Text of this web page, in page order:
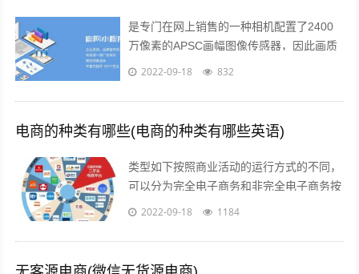
是专门在网上销售的一种相机配置了2400
万像素的APSC画幅图像传感器，因此画质
上的表现是令人信服的相位检测和对比度检
2022-09-18 832
电商的种类有哪些(电商的种类有哪些英语)
类型如下按照商业活动的运行方式的不同，
可以分为完全电子商务和非完全电子商务按
照商务活动的内容的不同，可以分为间接电
2022-09-18 1184